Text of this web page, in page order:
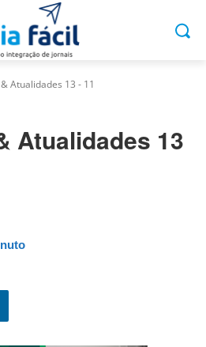
Atualidades 13 - 11
Atualidades 13